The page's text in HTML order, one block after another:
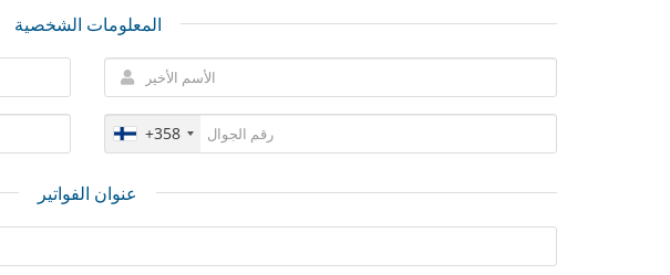
المعلومات الشخصية
+358
عنوان الفواتير